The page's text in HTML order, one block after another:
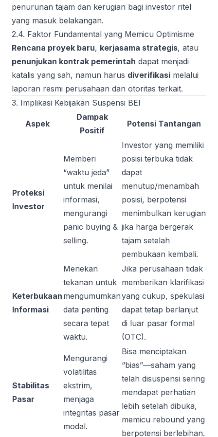
penurunan tajam dan kerugian bagi investor ritel
yang masuk belakangan.
2.4. Faktor Fundamental yang Memicu Optimisme
Rencana proyek baru, kerjasama strategis, atau
penunjukan kontrak pemerintah dapat menjadi
katalis yang sah, namun harus diverifikasi melalui
laporan resmi perusahaan dan otoritas terkait.
3. Implikasi Kebijakan Suspensi BEI
Aspek
Dampak
Positif
Potensi Tantangan
Proteksi
Investor
Memberi
“waktu jeda”
untuk menilai
informasi,
mengurangi
panic buying &
selling.
Investor yang memiliki
posisi terbuka tidak
dapat
menutup/menambah
posisi, berpotensi
menimbulkan kerugian
jika harga bergerak
tajam setelah
pembukaan kembali.
Keterbukaan
Informasi
Menekan
tekanan untuk
mengumumkan
data penting
secara tepat
waktu.
Jika perusahaan tidak
memberikan klarifikasi
yang cukup, spekulasi
dapat tetap berlanjut
di luar pasar formal
(OTC).
Stabilitas
Pasar
Mengurangi
volatilitas
ekstrim,
menjaga
integritas pasar
modal.
Bisa menciptakan
“bias”—saham yang
telah disuspensi sering
mendapat perhatian
lebih setelah dibuka,
memicu rebound yang
berpotensi berlebihan.